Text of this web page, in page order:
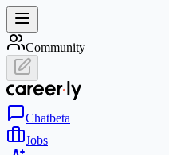
Community
Chatbeta
Jobs